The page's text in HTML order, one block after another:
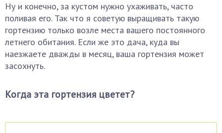
Ну и конечно, за кустом нужно ухаживать, часто
поливая его. Так что я советую выращивать такую
гортензию только возле места вашего постоянного
летнего обитания. Если же это дача, куда вы
наезжаете дважды в месяц, ваша гортензия может
засохнуть.
Когда эта гортензия цветет?